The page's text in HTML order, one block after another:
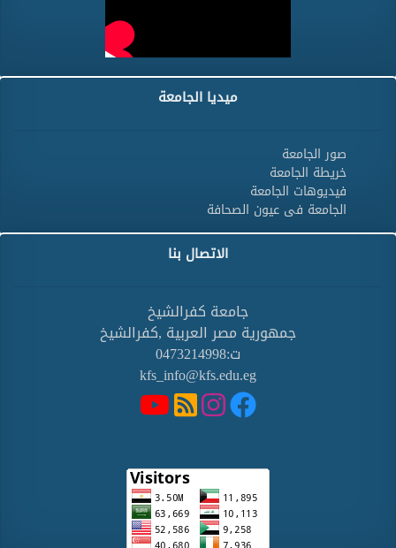
ميديا الجامعة
صور الجامعة
خريطة الجامعة
فيديوهات الجامعة
الجامعة فى عيون الصحافة
الاتصال بنا
جامعة كفرالشيخ
جمهورية مصر العربية ,كفرالشيخ
ت:0473214998
kfs_info@kfs.edu.eg